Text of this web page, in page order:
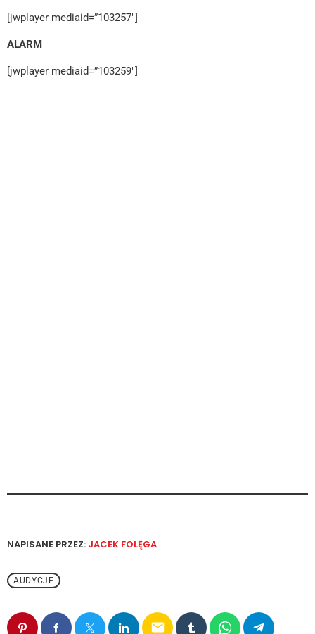
[jwplayer mediaid=”103257″]
ALARM
[jwplayer mediaid=”103259″]
NAPISANE PRZEZ: JACEK FOLĘGA
AUDYCJE
email